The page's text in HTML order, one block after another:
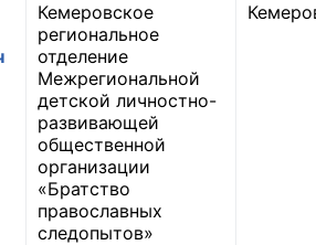
ОП КО
Кемеровское
региональное
отделение
Межрегиональной
детской личностно-
развивающей
общественной
организации
«Братство
православных
следопытов»